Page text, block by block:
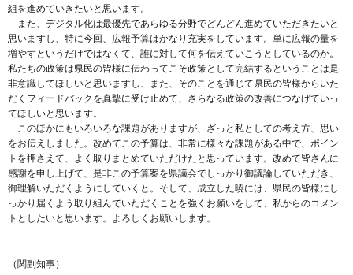
組を進めていきたいと思います。
また、デジタル化は最優先であらゆる分野でどんどん進めていただきたいと
思いますし、特に今回、広報予算はかなり充実をしています。単に広報の量を
増やすというだけではなくて、誰に対して何を伝えていこうとしているのか。
私たちの政策は県民の皆様に伝わってこそ政策として完結するということは是
非意識してほしいと思いますし、また、そのことを通じて県民の皆様からいた
だくフィードバックを真摯に受け止めて、さらなる政策の改善につなげていっ
てほしいと思います。
このほかにもいろいろな課題がありますが、ざっと私としての考え方、思い
をお伝えしました。改めてこの予算は、非常に様々な課題がある中で、ポイン
トを押さえて、よく取りまとめていただけたと思っています。改めて皆さんに
感謝を申し上げて、是非この予算案を県議会でしっかり御議論していただき、
御理解いただくようにしていくと。そして、成立した暁には、県民の皆様にし
っかり届くよう取り組んでいただくことを強くお願いをして、私からのコメン
トとしたいと思います。よろしくお願いします。
（関副知事）